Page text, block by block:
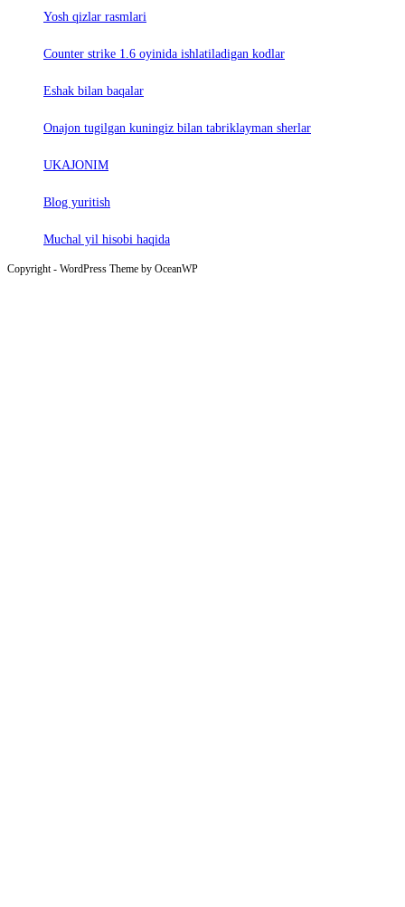
Yosh qizlar rasmlari
Counter strike 1.6 oyinida ishlatiladigan kodlar
Eshak bilan baqalar
Onajon tugilgan kuningiz bilan tabriklayman sherlar
UKAJONIM
Blog yuritish
Muchal yil hisobi haqida
Copyright - WordPress Theme by OceanWP